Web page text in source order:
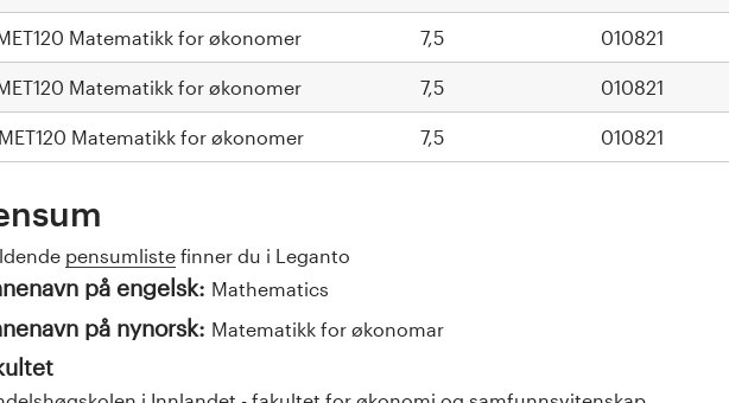
Matematikk for økonomer 7,5 010821
Matematikk for økonomer 7,5 010821
Matematikk for økonomer 7,5 010821
pensumliste finner du i Leganto
på engelsk: Mathematics
på nynorsk: Matematikk for økonomar